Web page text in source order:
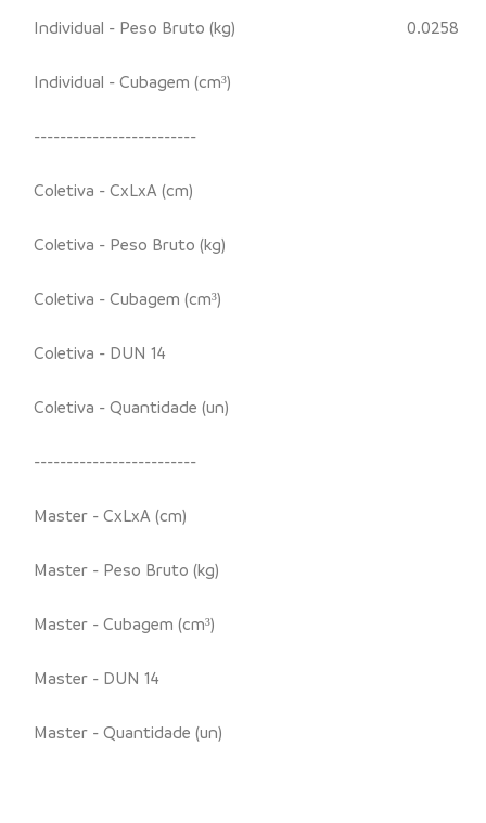
Individual - Peso Bruto (kg) 0.0258
Individual - Cubagem (cm³)
-------------------------
Coletiva - CxLxA (cm)
Coletiva - Peso Bruto (kg)
Coletiva - Cubagem (cm³)
Coletiva - DUN 14
Coletiva - Quantidade (un)
-------------------------
Master - CxLxA (cm)
Master - Peso Bruto (kg)
Master - Cubagem (cm³)
Master - DUN 14
Master - Quantidade (un)